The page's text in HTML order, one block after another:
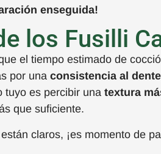
enseguida!
los Fusilli
el tiempo estimado de
por una consistencia al
tuyo es percibir una textura
que suficiente.
claros, ¡es momento de